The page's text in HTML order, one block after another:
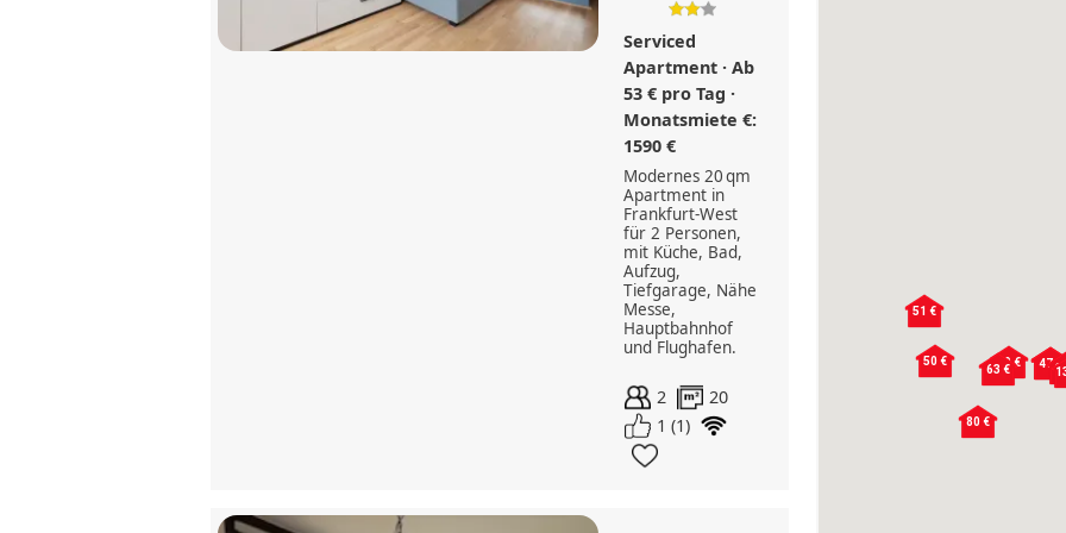
Serviced
Apartment · Ab
53 € pro Tag ·
Monatsmiete €:
1590 €
Modernes 20 qm
Apartment in
Frankfurt-West
für 2 Personen,
mit Küche, Bad,
Aufzug,
Tiefgarage, Nähe
Messe,
Hauptbahnhof
und Flughafen.
2
20
1 (1)
47 €
47 €
51 €
99 €
63 €
80 €
50 €
175 €